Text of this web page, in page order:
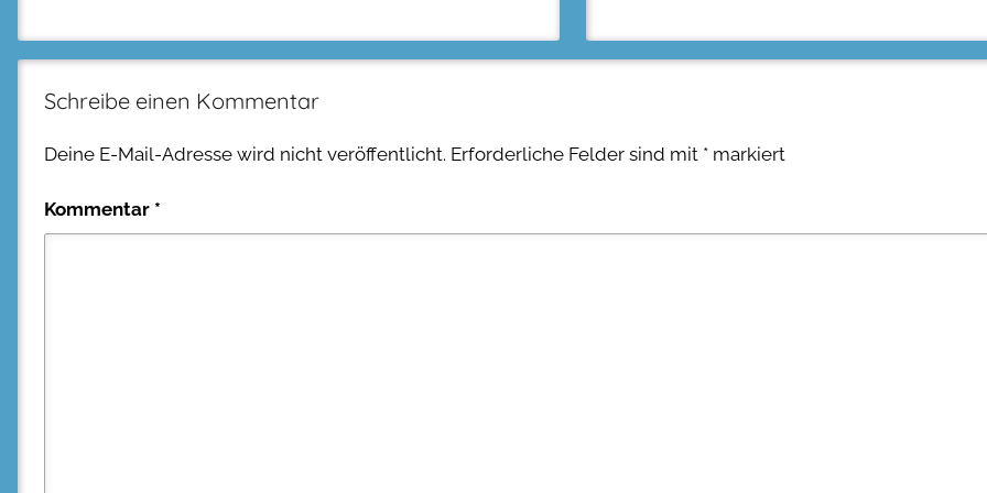
Schreibe einen Kommentar
Deine E-Mail-Adresse wird nicht veröffentlicht. Erforderliche Felder sind mit * markiert
Kommentar *